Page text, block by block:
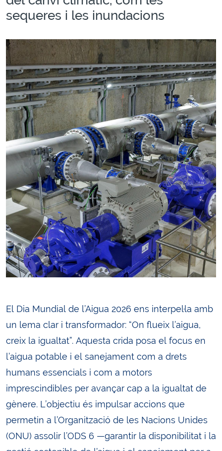
sequeres i les inundacions
El Dia Mundial de l’Aigua 2026 ens interpel·la amb
un lema clar i transformador: “On flueix l’aigua,
creix la igualtat”. Aquesta crida posa el focus en
l’aigua potable i el sanejament com a drets
humans essencials i com a motors
imprescindibles per avançar cap a la igualtat de
gènere. L’objectiu és impulsar accions que
permetin a l’Organització de les Nacions Unides
(ONU) assolir l’ODS 6 —garantir la disponibilitat i la